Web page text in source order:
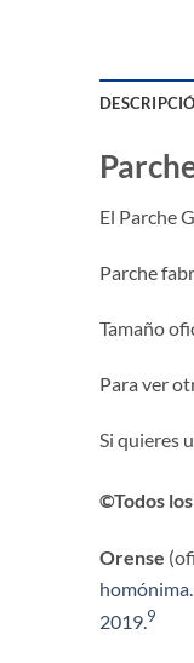
El Parche
Parche
Tamaño
Para ver
Si quieres
©Todos
Orense
homónima
2019.9